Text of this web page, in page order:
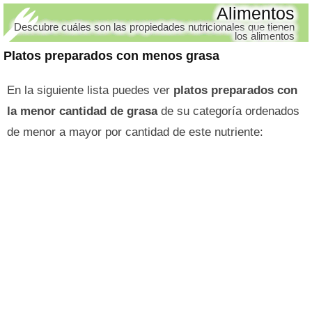
Platos preparados con menos grasa
Alimentos
Descubre cuáles son las propiedades nutricionales que tienen
los alimentos
En la siguiente lista puedes ver platos preparados con
la menor cantidad de grasade su categoría ordenados
de menor a mayor por cantidad de este nutriente: